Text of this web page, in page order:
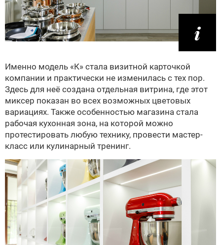
Именно модель «К» стала визитной карточкой
компании и практически не изменилась с тех пор.
Здесь для неё создана отдельная витрина, где этот
миксер показан во всех возможных цветовых
вариациях. Также особенностью магазина стала
рабочая кухонная зона, на которой можно
протестировать любую технику, провести мастер-
класс или кулинарный тренинг.